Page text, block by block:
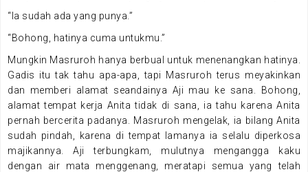
“Ia sudah ada yang punya.”
“Bohong, hatinya cuma untukmu.”
Mungkin Masruroh hanya berbual untuk menenangkan hatinya.
Gadis itu tak tahu apa-apa, tapi Masruroh terus meyakinkan
dan memberi alamat seandainya Aji mau ke sana. Bohong,
alamat tempat kerja Anita tidak di sana, ia tahu karena Anita
pernah bercerita padanya. Masruroh mengelak, ia bilang Anita
sudah pindah, karena di tempat lamanya ia selalu diperkosa
majikannya. Aji terbungkam, mulutnya mengangga kaku
dengan air mata menggenang, meratapi semua yang telah